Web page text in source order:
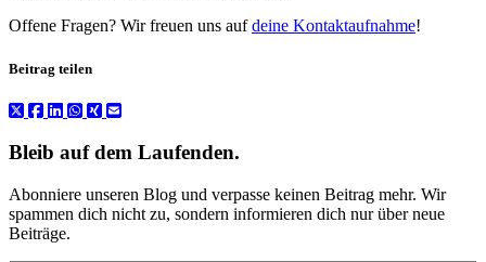
Offene Fragen? Wir freuen uns aufdeine Kontaktaufnahme!
Beitrag teilen
Bleib auf dem Laufenden.
Abonniere unseren Blog und verpasse keinen Beitrag mehr. Wir
spammen dich nicht zu, sondern informieren dich nur über neue
Beiträge.